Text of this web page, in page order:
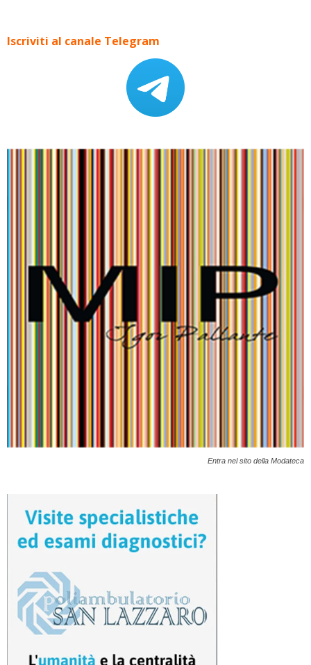
Iscriviti al canale Telegram
Entra nel sito della Modateca